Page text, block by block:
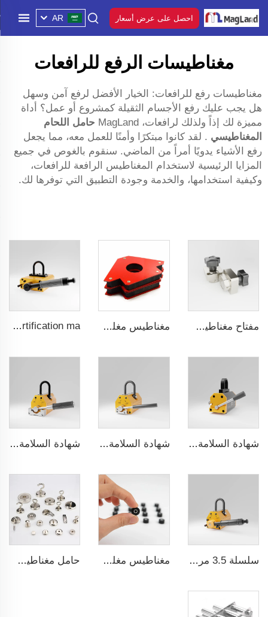
احصل على عرض أسعار AR
مغناطيسات الرفع للرافعات
مغناطيسات رفع للرافعات: الخيار الأفضل لرفع آمن وسهل
هل يجب عليك رفع الأجسام الثقيلة كمشروع أو عمل؟ أداة
مميزة لك إذاً ولذلك لرافعات، MagLand
حامل اللحام
المغناطيسي . لقد كانوا مبتكرًا وأمنًا للعمل معه، مما يجعل
رفع الأشياء يدويًا أمراً من الماضي. سنقوم بالغوص في جميع
المزايا الرئيسية لاستخدام المغناطيس الرافعة للرافعات،
وكيفية استخدامها، والخدمة وجودة التطبيق التي توفرها لك.
مفتاح مغناطيسي قابل للتشغيل / الإيقاف مغناطيس مغلف بالمطاط مقاوم للماء بشكل دائم H series 3.5 times saftey ration CE certification ma
شهادة السلامة الأوروبية (CE) مع نسبة أمان 3.5 مرات للسلسلة E شهادة السلامة الأوروبية (CE) مع نسبة أمان 3.5 مرات للسلسلة D شهادة السلامة الأوروبية (CE) مع نسبة أمان 3.5 مرات للسلسلة C
سلسلة 3.5 مرة نسبة السلامة CE شهادة ما مغناطيس مغلف بالمطاط مقاوم للماء بشكل دائم حامل مغناطيسي بقوة جذب قوية